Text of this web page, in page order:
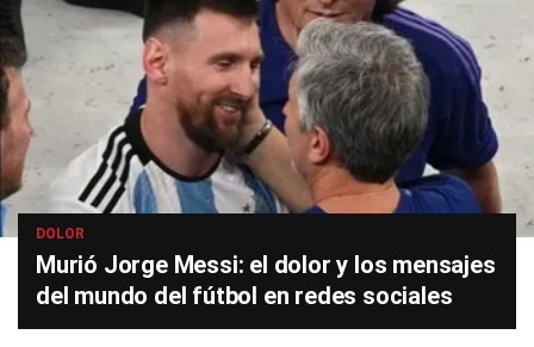
DOLOR
Murió Jorge Messi: el dolor y los mensajes
del mundo del fútbol en redes sociales